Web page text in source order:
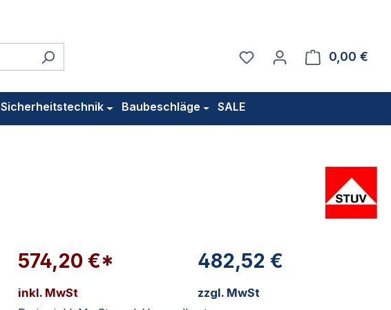
Du hast 0 Produkte auf
0,00 €
Sicherheitstechnik Baubeschläge SALE
574,20 €*
inkl. MwSt
482,52 €
zzgl. MwSt